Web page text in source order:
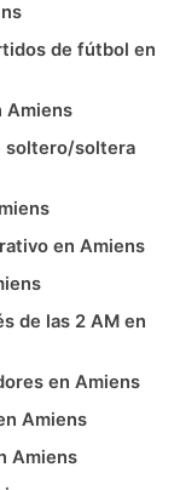
de fútbol en
Amiens
soltero/soltera
en Amiens
de las 2 AM en
en Amiens
Amiens
Amiens